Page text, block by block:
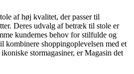
af høj kvalitet, der passer til
Deres udvalg af betræk til stole er
kundernes behov for stilfulde og
kombinere shoppingoplevelsen med et
stormagasiner, er Magasin det